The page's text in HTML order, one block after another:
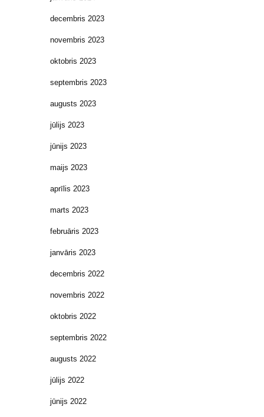
decembris 2023
novembris 2023
oktobris 2023
septembris 2023
augusts 2023
jūlijs 2023
jūnijs 2023
maijs 2023
aprīlis 2023
marts 2023
februāris 2023
janvāris 2023
decembris 2022
novembris 2022
oktobris 2022
septembris 2022
augusts 2022
jūlijs 2022
jūnijs 2022